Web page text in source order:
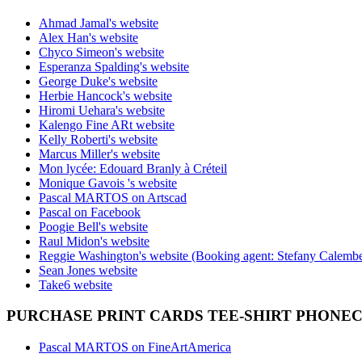
Ahmad Jamal's website
Alex Han's website
Chyco Simeon's website
Esperanza Spalding's website
George Duke's website
Herbie Hancock's website
Hiromi Uehara's website
Kalengo Fine ARt website
Kelly Roberti's website
Marcus Miller's website
Mon lycée: Edouard Branly à Créteil
Monique Gavois 's website
Pascal MARTOS on Artscad
Pascal on Facebook
Poogie Bell's website
Raul Midon's website
Reggie Washington's website (Booking agent: Stefany
Sean Jones website
Take6 website
PURCHASE PRINT CARDS TEE-SHIRT
Pascal MARTOS on FineArtAmerica